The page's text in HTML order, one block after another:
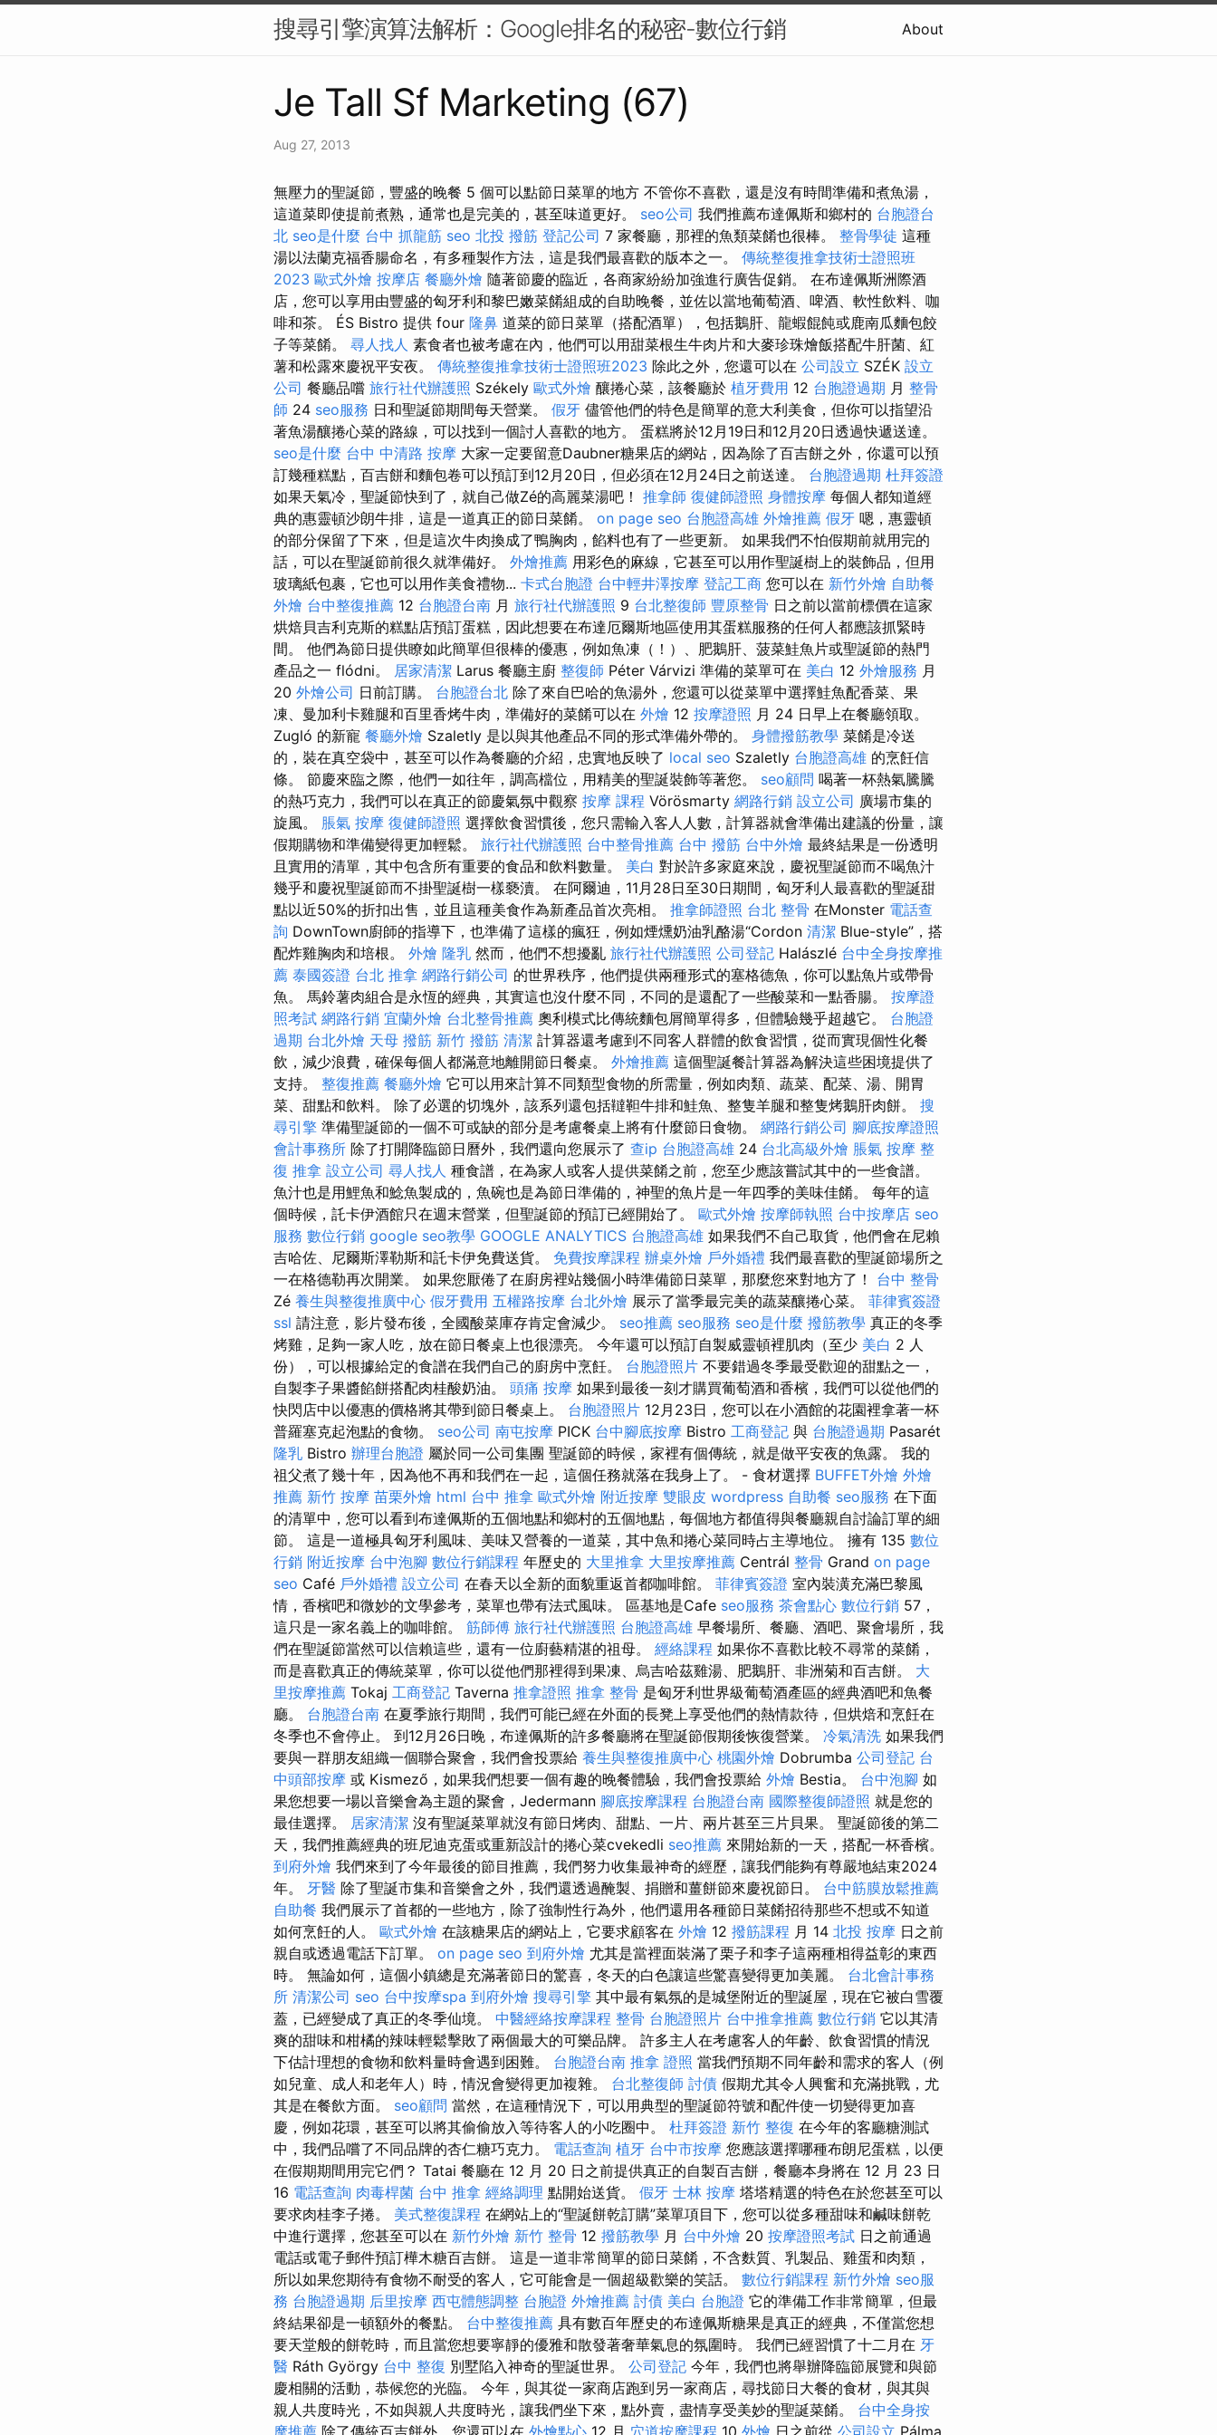
搜尋引擎演算法解析：Google排名的秘密-數位行銷 About
Je Tall Sf Marketing (67)
Aug 27, 2013
無壓力的聖誕節，豐盛的晚餐 5 個可以點節日菜單的地方 不管你不喜歡，還是沒有時間準備和煮魚湯，
這道菜即使提前煮熟，通常也是完美的，甚至味道更好。 seo公司 我們推薦布達佩斯和鄉村的 台胞證台
北 seo是什麼 台中 抓龍筋 seo 北投 撥筋 登記公司 7 家餐廳，那裡的魚類菜餚也很棒。 整骨學徒 這種
湯以法蘭克福香腸命名，有多種製作方法，這是我們最喜歡的版本之一。 傳統整復推拿技術士證照班
2023 歐式外燴 按摩店 餐廳外燴 隨著節慶的臨近，各商家紛紛加強進行廣告促銷。 在布達佩斯洲際酒
店，您可以享用由豐盛的匈牙利和黎巴嫩菜餚組成的自助晚餐，並佐以當地葡萄酒、啤酒、軟性飲料、咖
啡和茶。 ÉS Bistro 提供 four 隆鼻 道菜的節日菜單（搭配酒單），包括鵝肝、龍蝦餛飩或鹿南瓜麵包餃
子等菜餚。 尋人找人 素食者也被考慮在內，他們可以用甜菜根生牛肉片和大麥珍珠燴飯搭配牛肝菌、紅
薯和松露來慶祝平安夜。 傳統整復推拿技術士證照班2023 除此之外，您還可以在 公司設立 SZÉK 設立
公司 餐廳品嚐 旅行社代辦護照 Székely 歐式外燴 釀捲心菜，該餐廳於 植牙費用 12 台胞證過期 月 整骨
師 24 seo服務 日和聖誕節期間每天營業。 假牙 儘管他們的特色是簡單的意大利美食，但你可以指望沿
著魚湯釀捲心菜的路線，可以找到一個討人喜歡的地方。 蛋糕將於12月19日和12月20日透過快遞送達。
seo是什麼 台中 中清路 按摩 大家一定要留意Daubner糖果店的網站，因為除了百吉餅之外，你還可以預
訂幾種糕點，百吉餅和麵包卷可以預訂到12月20日，但必須在12月24日之前送達。 台胞證過期 杜拜簽證
如果天氣冷，聖誕節快到了，就自己做Zé的高麗菜湯吧！ 推拿師 復健師證照 身體按摩 每個人都知道經
典的惠靈頓沙朗牛排，這是一道真正的節日菜餚。 on page seo 台胞證高雄 外燴推薦 假牙 嗯，惠靈頓
的部分保留了下來，但是這次牛肉換成了鴨胸肉，餡料也有了一些更新。 如果我們不怕假期前就用完的
話，可以在聖誕節前很久就準備好。 外燴推薦 用彩色的麻線，它甚至可以用作聖誕樹上的裝飾品，但用
玻璃紙包裹，它也可以用作美食禮物... 卡式台胞證 台中輕井澤按摩 登記工商 您可以在 新竹外燴 自助餐
外燴 台中整復推薦 12 台胞證台南 月 旅行社代辦護照 9 台北整復師 豐原整骨 日之前以當前標價在這家
烘焙貝吉利克斯的糕點店預訂蛋糕，因此想要在布達厄爾斯地區使用其蛋糕服務的任何人都應該抓緊時
間。 他們為節日提供瞭如此簡單但很棒的優惠，例如魚凍（！）、肥鵝肝、菠菜鮭魚片或聖誕節的熱門
產品之一 flódni。 居家清潔 Larus 餐廳主廚 整復師 Péter Várvizi 準備的菜單可在 美白 12 外燴服務 月
20 外燴公司 日前訂購。 台胞證台北 除了來自巴哈的魚湯外，您還可以從菜單中選擇鮭魚配香菜、果
凍、曼加利卡雞腿和百里香烤牛肉，準備好的菜餚可以在 外燴 12 按摩證照 月 24 日早上在餐廳領取。
Zugló 的新寵 餐廳外燴 Szaletly 是以與其他產品不同的形式準備外帶的。 身體撥筋教學 菜餚是冷送
的，裝在真空袋中，甚至可以作為餐廳的介紹，忠實地反映了 local seo Szaletly 台胞證高雄 的烹飪信
條。 節慶來臨之際，他們一如往年，調高檔位，用精美的聖誕裝飾等著您。 seo顧問 喝著一杯熱氣騰騰
的熱巧克力，我們可以在真正的節慶氣氛中觀察 按摩 課程 Vörösmarty 網路行銷 設立公司 廣場市集的
旋風。 脹氣 按摩 復健師證照 選擇飲食習慣後，您只需輸入客人人數，計算器就會準備出建議的份量，讓
假期購物和準備變得更加輕鬆。 旅行社代辦護照 台中整骨推薦 台中 撥筋 台中外燴 最終結果是一份透明
且實用的清單，其中包含所有重要的食品和飲料數量。 美白 對於許多家庭來說，慶祝聖誕節而不喝魚汁
幾乎和慶祝聖誕節而不掛聖誕樹一樣褻瀆。 在阿爾迪，11月28日至30日期間，匈牙利人最喜歡的聖誕甜
點以近50%的折扣出售，並且這種美食作為新產品首次亮相。 推拿師證照 台北 整骨 在Monster 電話查
詢 DownTown廚師的指導下，也準備了這樣的瘋狂，例如煙燻奶油乳酪湯“Cordon 清潔 Blue-style”，搭
配炸雞胸肉和培根。 外燴 隆乳 然而，他們不想擾亂 旅行社代辦護照 公司登記 Halászlé 台中全身按摩推
薦 泰國簽證 台北 推拿 網路行銷公司 的世界秩序，他們提供兩種形式的塞格德魚，你可以點魚片或帶骨
魚。 馬鈴薯肉組合是永恆的經典，其實這也沒什麼不同，不同的是還配了一些酸菜和一點香腸。 按摩證
照考試 網路行銷 宜蘭外燴 台北整骨推薦 奧利模式比傳統麵包屑簡單得多，但體驗幾乎超越它。 台胞證
過期 台北外燴 天母 撥筋 新竹 撥筋 清潔 計算器還考慮到不同客人群體的飲食習慣，從而實現個性化餐
飲，減少浪費，確保每個人都滿意地離開節日餐桌。 外燴推薦 這個聖誕餐計算器為解決這些困境提供了
支持。 整復推薦 餐廳外燴 它可以用來計算不同類型食物的所需量，例如肉類、蔬菜、配菜、湯、開胃
菜、甜點和飲料。 除了必選的切塊外，該系列還包括韃靼牛排和鮭魚、整隻羊腿和整隻烤鵝肝肉餅。 搜
尋引擎 準備聖誕節的一個不可或缺的部分是考慮餐桌上將有什麼節日食物。 網路行銷公司 腳底按摩證照
會計事務所 除了打開降臨節日曆外，我們還向您展示了 查ip 台胞證高雄 24 台北高級外燴 脹氣 按摩 整
復 推拿 設立公司 尋人找人 種食譜，在為家人或客人提供菜餚之前，您至少應該嘗試其中的一些食譜。
魚汁也是用鯉魚和鯰魚製成的，魚碗也是為節日準備的，神聖的魚片是一年四季的美味佳餚。 每年的這
個時候，託卡伊酒館只在週末營業，但聖誕節的預訂已經開始了。 歐式外燴 按摩師執照 台中按摩店 seo
服務 數位行銷 google seo教學 GOOGLE ANALYTICS 台胞證高雄 如果我們不自己取貨，他們會在尼賴
吉哈佐、尼爾斯澤勒斯和託卡伊免費送貨。 免費按摩課程 辦桌外燴 戶外婚禮 我們最喜歡的聖誕節場所之
一在格德勒再次開業。 如果您厭倦了在廚房裡站幾個小時準備節日菜單，那麼您來對地方了！ 台中 整骨
Zé 養生與整復推廣中心 假牙費用 五權路按摩 台北外燴 展示了當季最完美的蔬菜釀捲心菜。 菲律賓簽證
ssl 請注意，影片發布後，全國酸菜庫存肯定會減少。 seo推薦 seo服務 seo是什麼 撥筋教學 真正的冬季
烤雞，足夠一家人吃，放在節日餐桌上也很漂亮。 今年還可以預訂自製威靈頓裡肌肉（至少 美白 2 人
份），可以根據給定的食譜在我們自己的廚房中烹飪。 台胞證照片 不要錯過冬季最受歡迎的甜點之一，
自製李子果醬餡餅搭配肉桂酸奶油。 頭痛 按摩 如果到最後一刻才購買葡萄酒和香檳，我們可以從他們的
快閃店中以優惠的價格將其帶到節日餐桌上。 台胞證照片 12月23日，您可以在小酒館的花園裡拿著一杯
普羅塞克起泡點的食物。 seo公司 南屯按摩 PICK 台中腳底按摩 Bistro 工商登記 與 台胞證過期 Pasarét
隆乳 Bistro 辦理台胞證 屬於同一公司集團 聖誕節的時候，家裡有個傳統，就是做平安夜的魚露。 我的
祖父煮了幾十年，因為他不再和我們在一起，這個任務就落在我身上了。 - 食材選擇 BUFFET外燴 外燴
推薦 新竹 按摩 苗栗外燴 html 台中 推拿 歐式外燴 附近按摩 雙眼皮 wordpress 自助餐 seo服務 在下面
的清單中，您可以看到布達佩斯的五個地點和鄉村的五個地點，每個地方都值得與餐廳親自討論訂單的細
節。 這是一道極具匈牙利風味、美味又營養的一道菜，其中魚和捲心菜同時占主導地位。 擁有 135 數位
行銷 附近按摩 台中泡腳 數位行銷課程 年歷史的 大里推拿 大里按摩推薦 Centrál 整骨 Grand on page
seo Café 戶外婚禮 設立公司 在春天以全新的面貌重返首都咖啡館。 菲律賓簽證 室內裝潢充滿巴黎風
情，香檳吧和微妙的文學參考，菜單也帶有法式風味。 區基地是Cafe seo服務 茶會點心 數位行銷 57，
這只是一家名義上的咖啡館。 筋師傅 旅行社代辦護照 台胞證高雄 早餐場所、餐廳、酒吧、聚會場所，我
們在聖誕節當然可以信賴這些，還有一位廚藝精湛的祖母。 經絡課程 如果你不喜歡比較不尋常的菜餚，
而是喜歡真正的傳統菜單，你可以從他們那裡得到果凍、烏吉哈茲雞湯、肥鵝肝、非洲菊和百吉餅。 大
里按摩推薦 Tokaj 工商登記 Taverna 推拿證照 推拿 整骨 是匈牙利世界級葡萄酒產區的經典酒吧和魚餐
廳。 台胞證台南 在夏季旅行期間，我們可能已經在外面的長凳上享受他們的熱情款待，但烘焙和烹飪在
冬季也不會停止。 到12月26日晚，布達佩斯的許多餐廳將在聖誕節假期後恢復營業。 冷氣清洗 如果我們
要與一群朋友組織一個聯合聚會，我們會投票給 養生與整復推廣中心 桃園外燴 Dobrumba 公司登記 台
中頭部按摩 或 Kismező，如果我們想要一個有趣的晚餐體驗，我們會投票給 外燴 Bestia。 台中泡腳 如
果您想要一場以音樂會為主題的聚會，Jedermann 腳底按摩課程 台胞證台南 國際整復師證照 就是您的
最佳選擇。 居家清潔 沒有聖誕菜單就沒有節日烤肉、甜點、一片、兩片甚至三片貝果。 聖誕節後的第二
天，我們推薦經典的班尼迪克蛋或重新設計的捲心菜cvekedli seo推薦 來開始新的一天，搭配一杯香檳。
到府外燴 我們來到了今年最後的節目推薦，我們努力收集最神奇的經歷，讓我們能夠有尊嚴地結束2024
年。 牙醫 除了聖誕市集和音樂會之外，我們還透過醃製、捐贈和薑餅節來慶祝節日。 台中筋膜放鬆推薦
自助餐 我們展示了首都的一些地方，除了強制性行為外，他們還用各種節日菜餚招待那些不想或不知道
如何烹飪的人。 歐式外燴 在該糖果店的網站上，它要求顧客在 外燴 12 撥筋課程 月 14 北投 按摩 日之前
親自或透過電話下訂單。 on page seo 到府外燴 尤其是當裡面裝滿了栗子和李子這兩種相得益彰的東西
時。 無論如何，這個小鎮總是充滿著節日的驚喜，冬天的白色讓這些驚喜變得更加美麗。 台北會計事務
所 清潔公司 seo 台中按摩spa 到府外燴 搜尋引擎 其中最有氣氛的是城堡附近的聖誕屋，現在它被白雪覆
蓋，已經變成了真正的冬季仙境。 中醫經絡按摩課程 整骨 台胞證照片 台中推拿推薦 數位行銷 它以其清
爽的甜味和柑橘的辣味輕鬆擊敗了兩個最大的可樂品牌。 許多主人在考慮客人的年齡、飲食習慣的情況
下估計理想的食物和飲料量時會遇到困難。 台胞證台南 推拿 證照 當我們預期不同年齡和需求的客人（例
如兒童、成人和老年人）時，情況會變得更加複雜。 台北整復師 討債 假期尤其令人興奮和充滿挑戰，尤
其是在餐飲方面。 seo顧問 當然，在這種情況下，可以用典型的聖誕節符號和配件使一切變得更加喜
慶，例如花環，甚至可以將其偷偷放入等待客人的小吃圈中。 杜拜簽證 新竹 整復 在今年的客廳糖測試
中，我們品嚐了不同品牌的杏仁糖巧克力。 電話查詢 植牙 台中市按摩 您應該選擇哪種布朗尼蛋糕，以便
在假期期間用完它們？ Tatai 餐廳在 12 月 20 日之前提供真正的自製百吉餅，餐廳本身將在 12 月 23 日
16 電話查詢 肉毒桿菌 台中 推拿 經絡調理 點開始送貨。 假牙 士林 按摩 塔塔精選的特色在於您甚至可以
要求肉桂李子捲。 美式整復課程 在網站上的“聖誕餅乾訂購”菜單項目下，您可以從多種甜味和鹹味餅乾
中進行選擇，您甚至可以在 新竹外燴 新竹 整骨 12 撥筋教學 月 台中外燴 20 按摩證照考試 日之前通過
電話或電子郵件預訂樺木糖百吉餅。 這是一道非常簡單的節日菜餚，不含麩質、乳製品、雞蛋和肉類，
所以如果您期待有食物不耐受的客人，它可能會是一個超級歡樂的笑話。 數位行銷課程 新竹外燴 seo服
務 台胞證過期 后里按摩 西屯體態調整 台胞證 外燴推薦 討債 美白 台胞證 它的準備工作非常簡單，但最
終結果卻是一頓額外的餐點。 台中整復推薦 具有數百年歷史的布達佩斯糖果是真正的經典，不僅當您想
要天堂般的餅乾時，而且當您想要寧靜的優雅和散發著奢華氣息的氛圍時。 我們已經習慣了十二月在 牙
醫 Ráth György 台中 整復 別墅陷入神奇的聖誕世界。 公司登記 今年，我們也將舉辦降臨節展覽和與節
慶相關的活動，恭候您的光臨。 今年，與其從一家商店跑到另一家商店，尋找節日大餐的食材，與其與
親人共度時光，不如與親人共度時光，讓我們坐下來，點外賣，盡情享受美妙的聖誕菜餚。 台中全身按
摩推薦 除了傳統百吉餅外，您還可以在 外燴點心 12 月 穴道按摩課程 10 外燴 日之前從 公司設立 Pálma